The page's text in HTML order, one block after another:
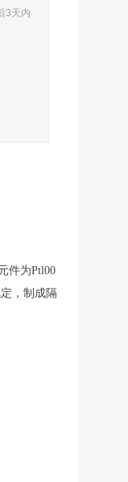
3天内
件为Ptl00
，制成隔